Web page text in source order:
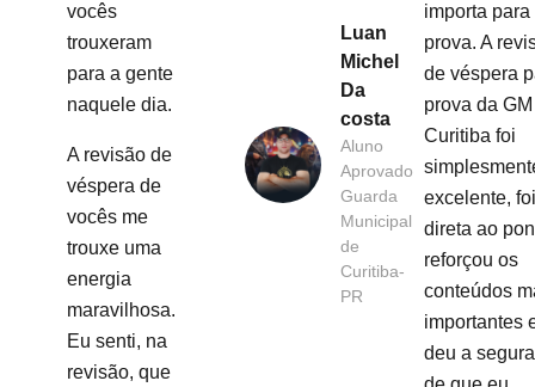
vocês
trouxeram
para a gente
naquele dia.
A revisão de
véspera de
vocês me
trouxe uma
energia
maravilhosa.
Eu senti, na
revisão, que
Luan
Michel
Da
costa
Aluno
Aprovado
Guarda
Municipal
de
Curitiba-
PR
importa para
prova. A
de véspera
prova da GM
Curitiba foi
excelente, foi
direta ao
reforçou os
conteúdos
importantes
deu a